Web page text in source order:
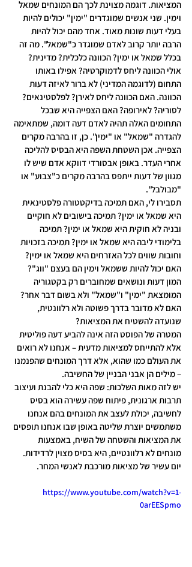
המציאות. דוגמה מצוינת לכך הם המונחים שמאל
וימין. שני אנשים שמוגדרים "ימין" יכולים להיות
בעלי דעות שונות מאוד. אחד מהם יכול להיות
הרבה יותר קרוב לאדם שמוגדר כ"שמאל". מה זה
בכלל שמאל או ימין? הכוונה כלכלית? מדינית?
אולי הכוונה ליחס לדמוקרטיה? אפילו באותו
התחום (לדוגמה המדיני) לא ברור לאיזה דעות
הכוונה. האם הכוונה ליחס לאירן? לפלסטינאים?
לסוריה? לאירופה? האם הצפייה היא שבכל
התחומים האלה תהיה לאדם דעה דומה, שמתאימה
להגדרה "שמאל" או "ימין". כן, זו בהרבה מקרים
הצפייה. אכן השטחת השפה היא הבסיס להליכה
אחרי העדר. באופן אבסורדי דווקא אדם שיש לו
מגוון של דעות ייתפס בהרבה מקרים כ"צבוע" או
"מבולבל".
תסבירו לי, האם תמיכה בדיקטטורה פלסטינאית
היא שמאל או ימין? תמיכה בישובים לא חוקיים
ובניה לא חוקית היא שמאל או ימין? תמיכה
בלימודי ליבה היא שמאל או ימין? תמיכה בזכויות
וחובות שווים לכל האזרחים היא שמאל או ימין?
האם יכול להיות ששמאל וימין הם בעצם "ווג"?
המון דעות ונושאים שמחוברים רק בקטגוריה
המומצאת "ימין" ו"שמאל" ולא בשום דבר אחר?
האם לא מדובר בדרך פשוטה ולא רלוונטית,
שנועדה להשטיח את המציאות?
המטרה של הפוסט הזה אינה להביע דעה פוליטית
אלא להתייחס למציאות מדעית – אנחנו לא רואים
את העולם כמו שהוא, אלא דרך המונחים שהפנמנו
– מילים הן אבני הבניין של החשיבה.
יש לזה מאות השלכות: שפה היא כלי להבנת ועיצוב
תרבות ארגונית, פיתוח שפה עשירה הוא בסיס
לחשיבה, יכולת לעצב את המונחים בהם אנחנו
משתמשים יוצרת שליטה באופן שבו אנחנו תופסים
את המציאות והשטחה של השיח, באמצעות
מונחים לא רלוונטיים, היא בסיס מצוין לרדידות.
יום עשיר של מציאות מורכבת לאנשי המחר.
https://www.youtube.com/watch?v=1-
0arEESpmo